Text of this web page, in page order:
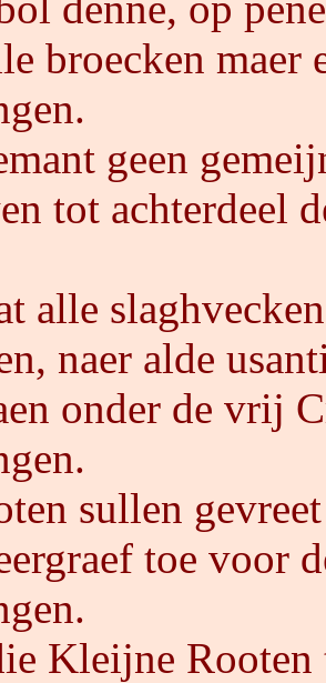
broecken maer
geen
tot achterdeel
alle
naer alde
onder de vrij
sullen
toe voor
Kleijne